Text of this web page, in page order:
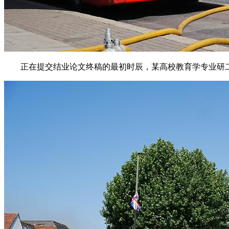
正在提交结业论文终稿的最初时辰，某高校教育学专业研